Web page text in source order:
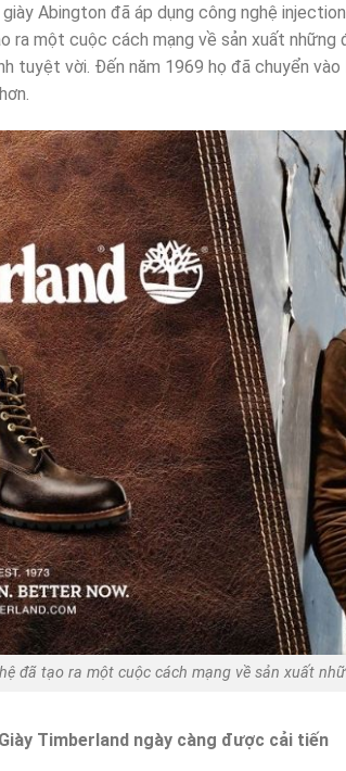
giày Abington đã áp dụng công nghệ
ra một cuộc cách mạng về sản xuất những
tuyệt vời. Đến năm 1969 họ đã chuyển
đã tạo ra một cuộc cách mạng về sản xuất
Timberland ngày càng được cải tiến